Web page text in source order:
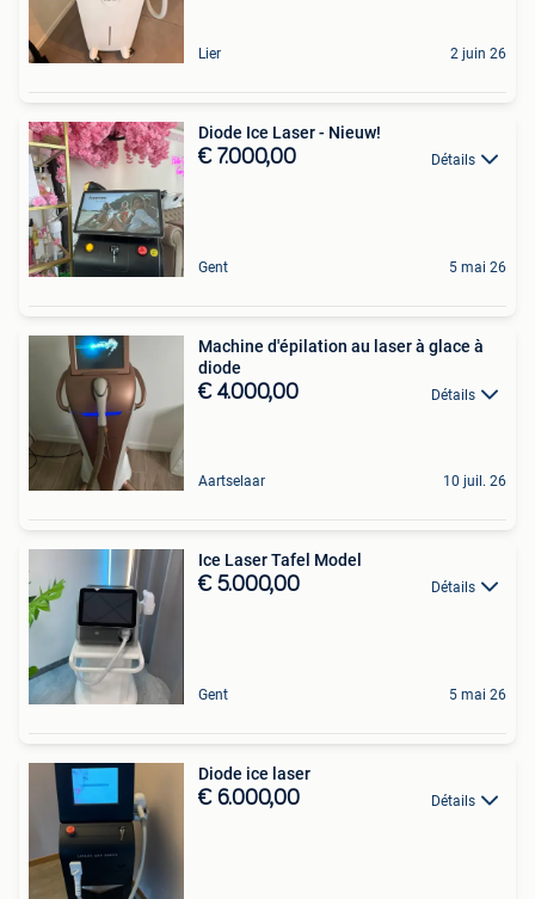
Lier 2 juin 26
Diode Ice Laser - Nieuw!
€ 7.000,00 Détails
Gent 5 mai 26
Machine d'épilation au laser à glace à
diode
€ 4.000,00 Détails
Aartselaar 10 juil. 26
Ice Laser Tafel Model
€ 5.000,00 Détails
Gent 5 mai 26
Diode ice laser
€ 6.000,00 Détails